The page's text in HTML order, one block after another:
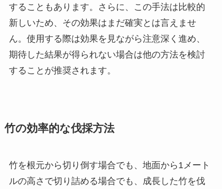
することもあります。さらに、この手法は比較的
新しいため、その効果はまだ確実とは言えませ
ん。使用する際は効果を見ながら注意深く進め、
期待した結果が得られない場合は他の方法を検討
することが推奨されます。
竹の効率的な伐採方法
竹を根元から切り倒す場合でも、地面から1メート
ルの高さで切り詰める場合でも、成長した竹を伐